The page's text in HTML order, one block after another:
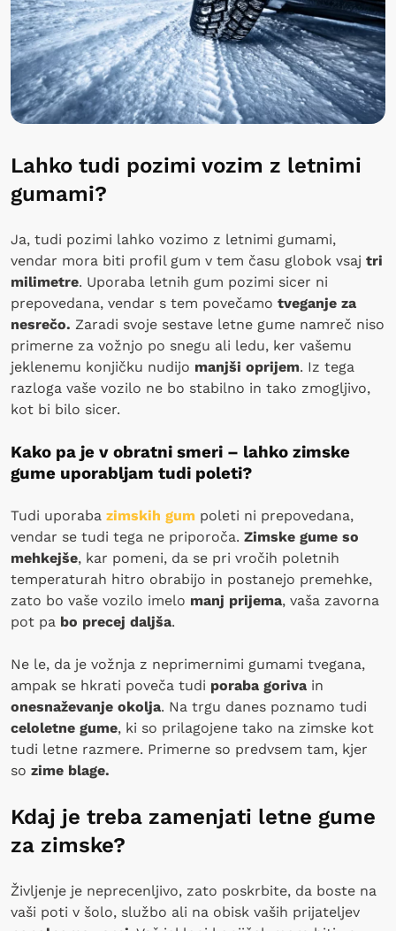
Lahko tudi pozimi vozim z letnimi
gumami?
Ja, tudi pozimi lahko vozimo z letnimi gumami,
vendar mora biti profil gum v tem času globok vsaj tri
milimetre. Uporaba letnih gum pozimi sicer ni
prepovedana, vendar s tem povečamo tveganje za
nesrečo. Zaradi svoje sestave letne gume namreč niso
primerne za vožnjo po snegu ali ledu, ker vašemu
jeklenemu konjičku nudijo manjši oprijem. Iz tega
razloga vaše vozilo ne bo stabilno in tako zmogljivo,
kot bi bilo sicer.
Kako pa je v obratni smeri – lahko zimske
gume uporabljam tudi poleti?
Tudi uporaba zimskih gum poleti ni prepovedana,
vendar se tudi tega ne priporoča. Zimske gume so
mehkejše, kar pomeni, da se pri vročih poletnih
temperaturah hitro obrabijo in postanejo premehke,
zato bo vaše vozilo imelo manj prijema, vaša zavorna
pot pa bo precej daljša.
Ne le, da je vožnja z neprimernimi gumami tvegana,
ampak se hkrati poveča tudi poraba goriva in
onesnaževanje okolja. Na trgu danes poznamo tudi
celoletne gume, ki so prilagojene tako na zimske kot
tudi letne razmere. Primerne so predvsem tam, kjer
so zime blage.
Kdaj je treba zamenjati letne gume
za zimske?
Življenje je neprecenljivo, zato poskrbite, da boste na
vaši poti v šolo, službo ali na obisk vaših prijateljev